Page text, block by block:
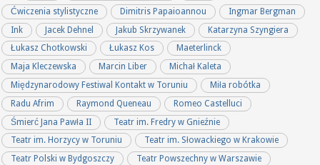
Ćwiczenia stylistyczne
Dimitris Papaioannou
Ingmar Bergman
Ink
Jacek Dehnel Jakub Skrzywanek
Katarzyna Szyngiera
Łukasz Chotkowski
Łukasz Kos
Maeterlinck
Maja Kleczewska
Marcin Liber
Michał Kaleta
Międzynarodowy Festiwal Kontakt w Toruniu
Miła robótka
Radu Afrim
Raymond Queneau
Romeo Castelluci
Śmierć Jana Pawła II
Teatr im. Fredry w Gnieźnie
Teatr im. Horzycy w Toruniu
Teatr im. Słowackiego w Krakowie
Teatr Polski w Bydgoszczy
Teatr Powszechny w Warszawie